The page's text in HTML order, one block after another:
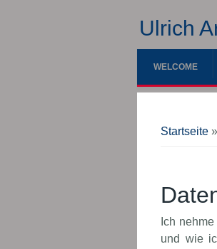
Ulrich
WELCOME
Startseite
Ich
und wie